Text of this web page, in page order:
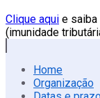
Clique aqui e saiba
(imunidade
Home
Organização